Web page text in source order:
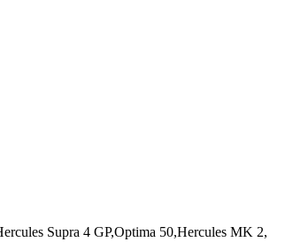
Supra 4 GP,Optima 50,Hercules MK 2,